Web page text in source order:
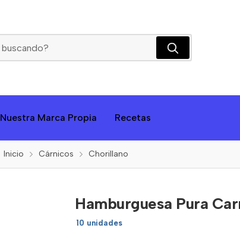
Nuestra Marca Propia Recetas
Inicio Cárnicos Chorillano
Hamburguesa Pura
10 unidades